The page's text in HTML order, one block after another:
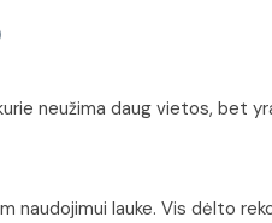
neužima daug vietos, bet
naudojimui lauke. Vis dėlto